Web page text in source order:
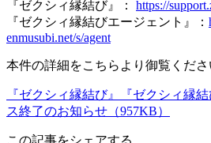
『ゼクシィ縁結び』： https://
『ゼクシィ縁結びエージェント』：
enmusubi.net/s/agent
本件の詳細をこちらより御覧くださ
『ゼクシィ縁結び』『ゼクシィ縁
ス終了のお知らせ（957KB）